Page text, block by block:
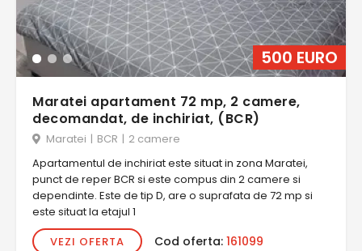
500 EURO
Maratei apartament 72 mp, 2 camere,
decomandat, de inchiriat, (BCR)
Maratei | BCR | 2 camere
Apartamentul de inchiriat este situat in zona Maratei,
punct de reper BCR si este compus din 2 camere si
dependinte. Este de tip D, are o suprafata de 72 mp si
este situat la etajul 1
VEZI OFERTA
Cod oferta: 161099